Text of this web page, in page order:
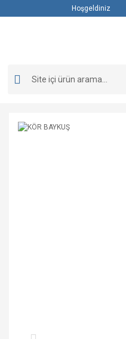
Hoşgeldiniz